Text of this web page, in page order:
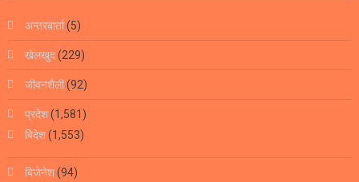
अन्तरबार्ता(5)
खेलखुद(229)
जीवनशैली(92)
प्रदेश(1,581)
बिदेश(1,553)
बिजेनेश(94)